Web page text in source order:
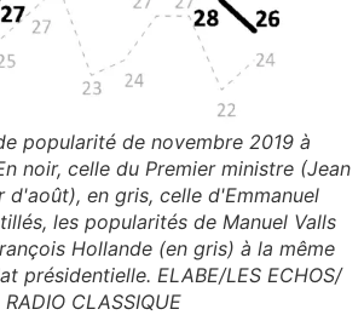
popularité de novembre 2019 à
noir, celle du Premier ministre (Jean
d'août), en gris, celle d'Emmanuel
les popularités de Manuel Valls
Hollande (en gris) à la même
présidentielle. ELABE/LES ECHOS/
RADIO CLASSIQUE